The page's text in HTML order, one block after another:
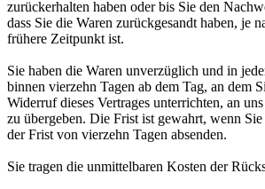
zurückerhalten haben oder bis Sie den
dass Sie die Waren zurückgesandt haben, je
frühere Zeitpunkt ist.
Sie haben die Waren unverzüglich und in
binnen vierzehn Tagen ab dem Tag, an dem
Widerruf dieses Vertrages unterrichten, an
zu übergeben. Die Frist ist gewahrt, wenn
der Frist von vierzehn Tagen absenden.
Sie tragen die unmittelbaren Kosten der